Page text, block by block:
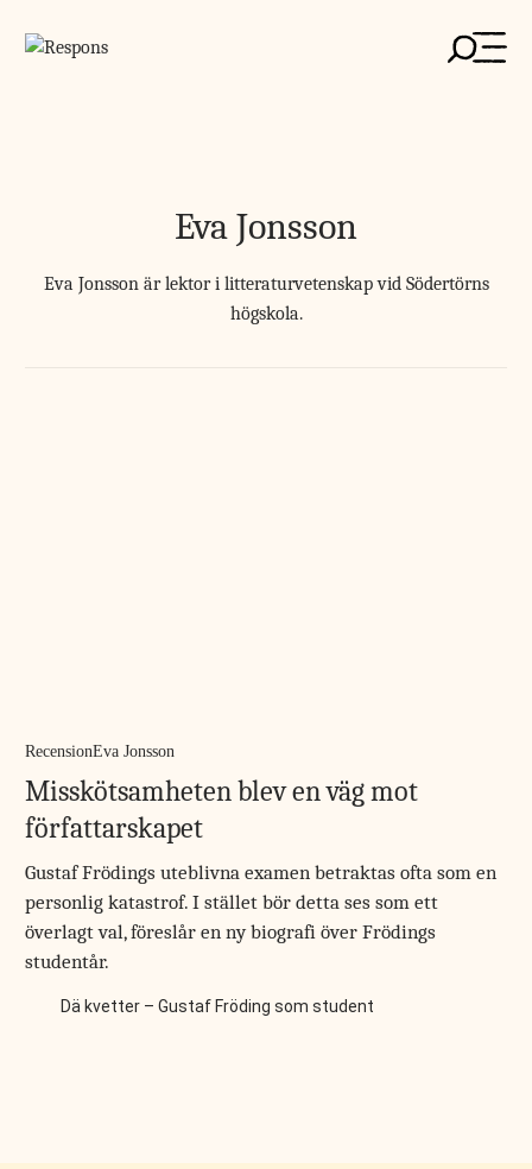
Eva Jonsson
Eva Jonsson är lektor i litteraturvetenskap vid Södertörns
högskola.
RecensionEva Jonsson
Misskötsamheten blev en väg mot
författarskapet
Gustaf Frödings uteblivna examen betraktas ofta som en
personlig katastrof. I stället bör detta ses som ett
överlagt val, föreslår en ny biografi över Frödings
studentår.
Dä kvetter – Gustaf Fröding som student